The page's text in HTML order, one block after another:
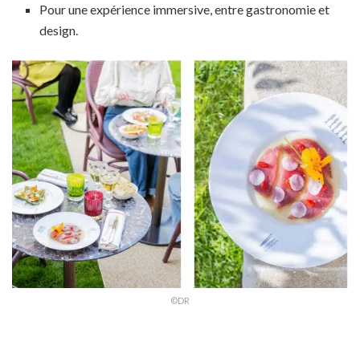
Pour une expérience immersive, entre gastronomie et
design.
©DR